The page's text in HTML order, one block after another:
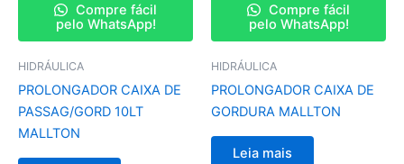
Compre fácil
pelo WhatsApp!
HIDRÁULICA
PROLONGADOR CAIXA DE
PASSAG/GORD 10LT
MALLTON
Compre fácil
pelo WhatsApp!
HIDRÁULICA
PROLONGADOR CAIXA DE
GORDURA MALLTON
Leia mais